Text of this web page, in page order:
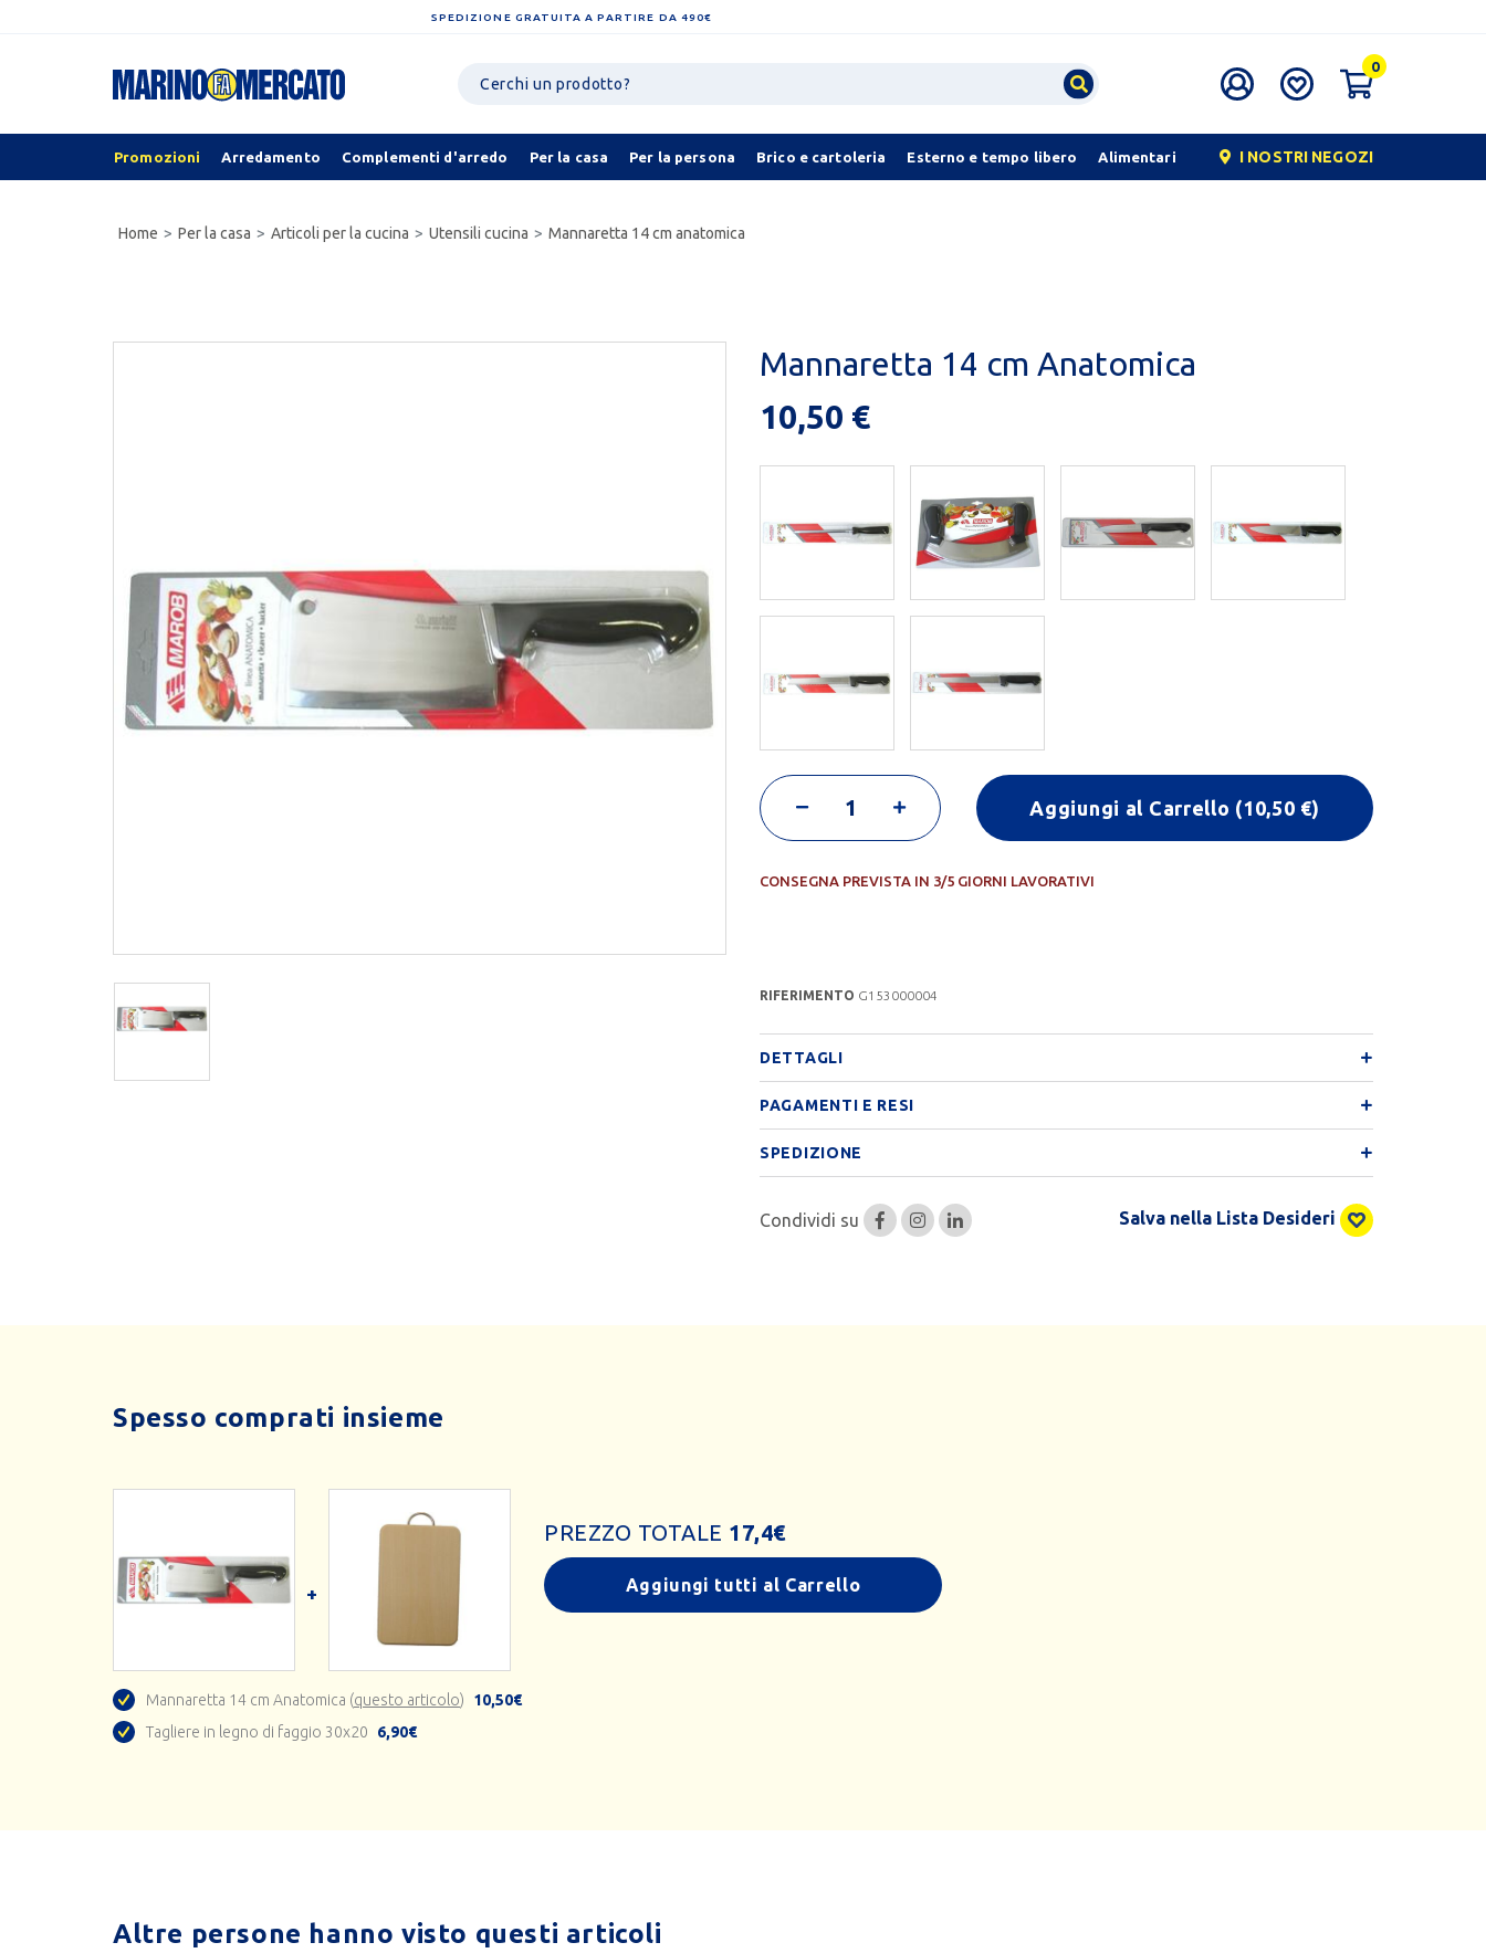
SPEDIZIONE GRATUITA A PARTIRE DA 490€
0
Promozioni Arredamento Complementi d'arredo Per la casa Per la persona Brico e cartoleria Esterno e tempo libero Alimentari I NOSTRI NEGOZI
Home Per la casa Articoli per la cucina Utensili cucina Mannaretta 14 cm anatomica
Mannaretta 14 cm Anatomica
10,50 €
Aggiungi al Carrello (10,50 €)
CONSEGNA PREVISTA IN 3/5 GIORNI LAVORATIVI
RIFERIMENTO G153000004
DETTAGLI
PAGAMENTI E RESI
SPEDIZIONE
Condividi su Salva nella Lista Desideri
Spesso comprati insieme
PREZZO TOTALE 17,4€
Aggiungi tutti al Carrello
Mannaretta 14 cm Anatomica (questo articolo)
10,50€
Tagliere in legno di faggio 30x20
6,90€
Altre persone hanno visto questi articoli